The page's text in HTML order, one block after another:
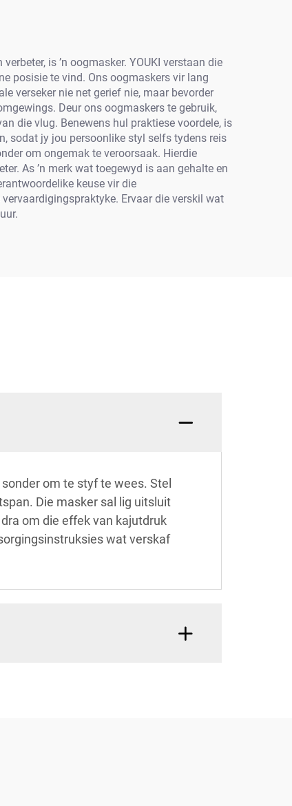
is ’n oogmasker. YOUKI verstaan die
posisie te vind. Ons oogmaskers vir lang
verseker nie net gerief nie, maar bevorder
Deur ons oogmaskers te gebruik,
die vlug. Benewens hul praktiese voordele, is
sodat jy jou persoonlike styl selfs tydens reis
om ongemak te veroorsaak. Hierdie
As ’n merk wat toegewyd is aan gehalte en
keuse vir die
Ervaar die verskil wat
om te styf te wees. Stel
Die masker sal lig uitsluit
om die effek van kajutdruk
wat verskaf